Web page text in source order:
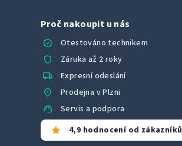
Proč nakoupit u nás
verified
Otestováno technikem
shield Záruka až 2 roky
local_shipping Expresní odeslání
location_on Prodejna v Plzni
support_agent Servis a podpora
star 4,9 hodnocení od zákazníků